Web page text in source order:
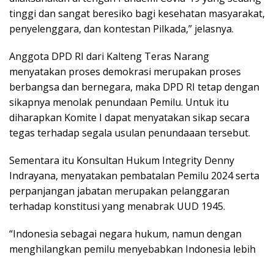
tinggi dan sangat beresiko bagi kesehatan masyarakat,
penyelenggara, dan kontestan Pilkada,” jelasnya.
Anggota DPD RI dari Kalteng Teras Narang
menyatakan proses demokrasi merupakan proses
berbangsa dan bernegara, maka DPD RI tetap dengan
sikapnya menolak penundaan Pemilu. Untuk itu
diharapkan Komite I dapat menyatakan sikap secara
tegas terhadap segala usulan penundaaan tersebut.
Sementara itu Konsultan Hukum Integrity Denny
Indrayana, menyatakan pembatalan Pemilu 2024 serta
perpanjangan jabatan merupakan pelanggaran
terhadap konstitusi yang menabrak UUD 1945.
“Indonesia sebagai negara hukum, namun dengan
menghilangkan pemilu menyebabkan Indonesia lebih